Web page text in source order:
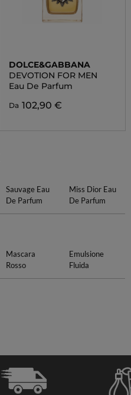
DOLCE&GABBANA
DEVOTION FOR MEN
Eau De Parfum
Da 102,90 €
Sauvage Eau
De Parfum
Miss Dior Eau
De Parfum
Mascara
Rosso
Emulsione
Fluida